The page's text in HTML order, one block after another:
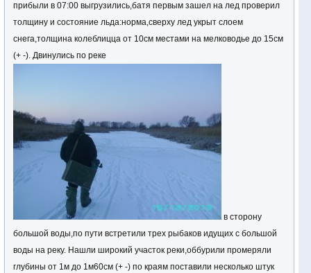
прибыли в 07:00 выгрузились,батя первым зашел на лед проверил
толщину и состояние льда:норма,сверху лед укрыт слоем
снега,толщина колеблицца от 10см местами на мелководье до 15см
(+ -). Двинулись по реке
в сторону
большой воды,по пути встретили трех рыбаков идущих с большой
воды на реку. Нашли широкий участок реки,оббурили промеряли
глубины от 1м до 1м60см (+ -) по краям поставили несколько штук